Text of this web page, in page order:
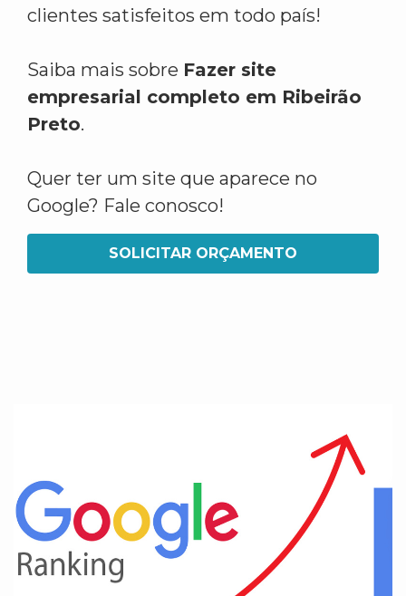
clientes satisfeitos em todo país!
Saiba mais sobre Fazer site
empresarial completo em Ribeirão
Preto.
Quer ter um site que aparece no
Google? Fale conosco!
SOLICITAR ORÇAMENTO